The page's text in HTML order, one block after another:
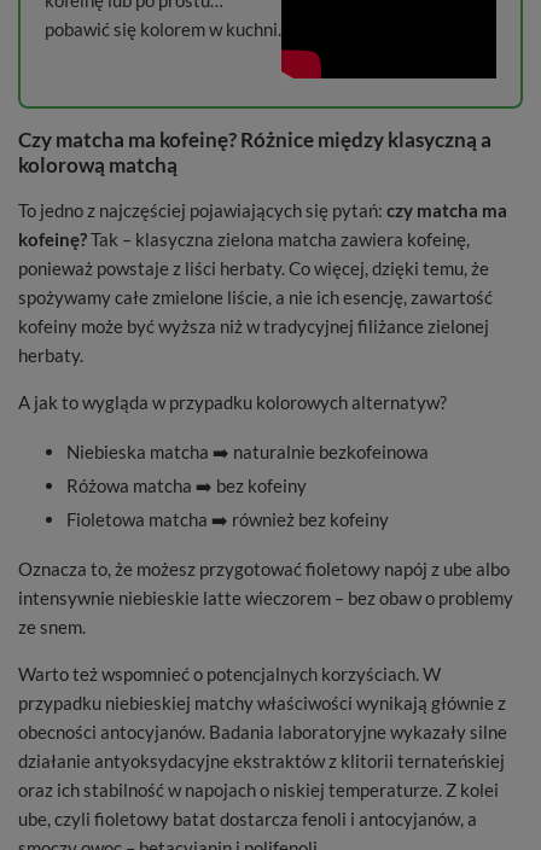
pobawić się kolorem w kuchni.
Czy matcha ma kofeinę? Różnice między klasyczną a
kolorową matchą
To jedno z najczęściej pojawiających się pytań: czy matcha ma
kofeinę?Tak – klasyczna zielona matcha zawiera kofeinę,
ponieważ powstaje z liści herbaty. Co więcej, dzięki temu, że
spożywamy całe zmielone liście, a nie ich esencję, zawartość
kofeiny może być wyższa niż w tradycyjnej filiżance zielonej
herbaty.
A jak to wygląda w przypadku kolorowych alternatyw?
Niebieska matcha ➡️ naturalnie bezkofeinowa
Różowa matcha ➡️ bez kofeiny
Fioletowa matcha ➡️ również bez kofeiny
Oznacza to, że możesz przygotować fioletowy napój z ube albo
intensywnie niebieskie latte wieczorem – bez obaw o problemy
ze snem.
Warto też wspomnieć o potencjalnych korzyściach. W
przypadku niebieskiej matchy właściwości wynikają głównie z
obecności antocyjanów. Badania laboratoryjne wykazały silne
działanie antyoksydacyjne ekstraktów z klitorii ternateńskiej
oraz ich stabilność w napojach o niskiej temperaturze. Z kolei
ube, czyli fioletowy batat dostarcza fenoli i antocyjanów, a